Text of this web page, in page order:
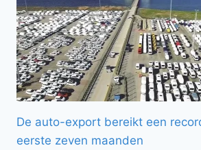
De auto-export bereikt een
eerste zeven maanden